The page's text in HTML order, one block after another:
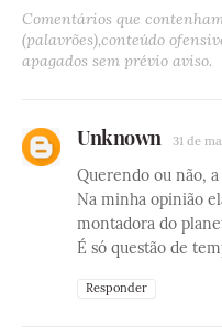
Comentários que
(palavrões),conteúdo
apagados sem prévio aviso.
Unknown 31 de
Querendo ou não,
Na minha opinião
montadora do
É só questão de
Responder